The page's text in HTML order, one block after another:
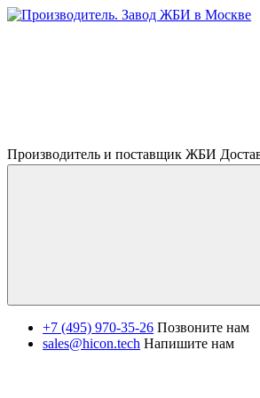
Производитель и поставщик ЖБИ
+7 (495) 970-35-26 Позвоните нам
sales@hicon.tech Напишите нам